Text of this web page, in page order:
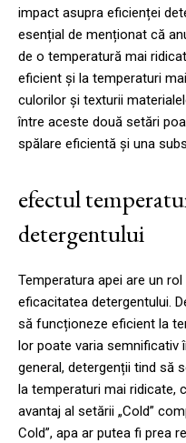
impact asupra eficienței
esențial de menționat că
de o temperatură mai
eficient și la temperaturi
culorilor și texturii
între aceste două setări
spălare eficientă și una
efectul
detergentului
Temperatura apei are un
eficacitatea detergentului.
să funcționeze eficient la
lor poate varia semnificativ
general, detergenții tind să
la temperaturi mai ridicate,
avantaj al setării „Cold”
Cold”, apa ar putea fi prea